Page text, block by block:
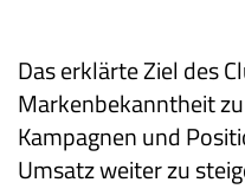
Das erklärte Ziel des
Markenbekanntheit
Kampagnen und
Umsatz weiter zu